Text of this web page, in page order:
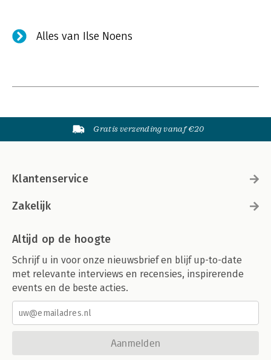
Alles van Ilse Noens
Gratis verzending vanaf €20
Klantenservice
Zakelijk
Altijd op de hoogte
Schrijf u in voor onze nieuwsbrief en blijf up-to-date
met relevante interviews en recensies, inspirerende
events en de beste acties.
Aanmelden